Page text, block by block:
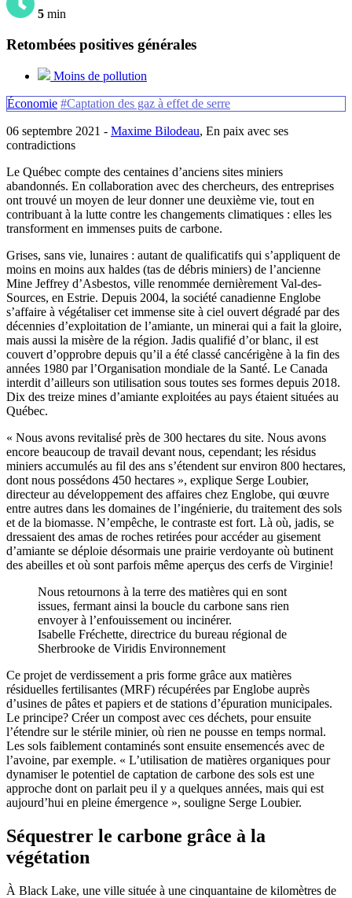
5 min
Retombées positives générales
Moins de pollution
Économie #Captation des gaz à effet de serre
06 septembre 2021 - Maxime Bilodeau, En paix avec ses
contradictions
Le Québec compte des centaines d’anciens sites miniers
abandonnés. En collaboration avec des chercheurs, des entreprises
ont trouvé un moyen de leur donner une deuxième vie, tout en
contribuant à la lutte contre les changements climatiques : elles les
transforment en immenses puits de carbone.
Grises, sans vie, lunaires : autant de qualificatifs qui s’appliquent de
moins en moins aux haldes (tas de débris miniers) de l’ancienne
Mine Jeffrey d’Asbestos, ville renommée dernièrement Val-des-
Sources, en Estrie. Depuis 2004, la société canadienne Englobe
s’affaire à végétaliser cet immense site à ciel ouvert dégradé par des
décennies d’exploitation de l’amiante, un minerai qui a fait la gloire,
mais aussi la misère de la région. Jadis qualifié d’or blanc, il est
couvert d’opprobre depuis qu’il a été classé cancérigène à la fin des
années 1980 par l’Organisation mondiale de la Santé. Le Canada
interdit d’ailleurs son utilisation sous toutes ses formes depuis 2018.
Dix des treize mines d’amiante exploitées au pays étaient situées au
Québec.
« Nous avons revitalisé près de 300 hectares du site. Nous avons
encore beaucoup de travail devant nous, cependant; les résidus
miniers accumulés au fil des ans s’étendent sur environ 800 hectares,
dont nous possédons 450 hectares », explique Serge Loubier,
directeur au développement des affaires chez Englobe, qui œuvre
entre autres dans les domaines de l’ingénierie, du traitement des sols
et de la biomasse. N’empêche, le contraste est fort. Là où, jadis, se
dressaient des amas de roches retirées pour accéder au gisement
d’amiante se déploie désormais une prairie verdoyante où butinent
des abeilles et où sont parfois même aperçus des cerfs de Virginie!
Nous retournons à la terre des matières qui en sont
issues, fermant ainsi la boucle du carbone sans rien
envoyer à l’enfouissement ou incinérer.
Isabelle Fréchette, directrice du bureau régional de
Sherbrooke de Viridis Environnement
Ce projet de verdissement a pris forme grâce aux matières
résiduelles fertilisantes (MRF) récupérées par Englobe auprès
d’usines de pâtes et papiers et de stations d’épuration municipales.
Le principe? Créer un compost avec ces déchets, pour ensuite
l’étendre sur le stérile minier, où rien ne pousse en temps normal.
Les sols faiblement contaminés sont ensuite ensemencés avec de
l’avoine, par exemple. « L’utilisation de matières organiques pour
dynamiser le potentiel de captation de carbone des sols est une
approche dont on parlait peu il y a quelques années, mais qui est
aujourd’hui en pleine émergence », souligne Serge Loubier.
Séquestrer le carbone grâce à la
végétation
À Black Lake, une ville située à une cinquantaine de kilomètres de